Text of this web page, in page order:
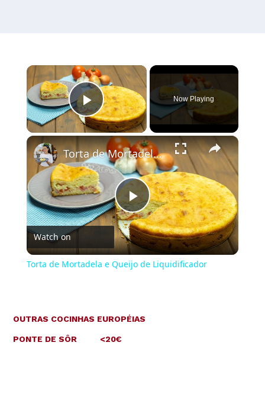
×
Play Video
Now Playing
×
Play
Video
Torta de Mortadela e Queijo de Liquidificador
Watch on
Torta de Mortadela e Queijo de Liquidificador
OUTRAS COCINHAS EUROPÉIAS
PONTE DE SÔR <20€